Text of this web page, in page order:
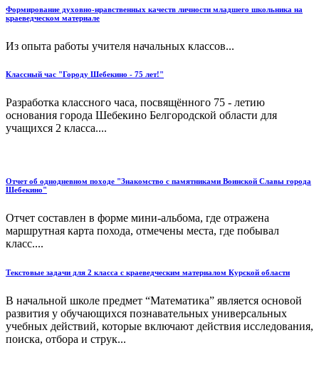
Формирование духовно-нравственных качеств личности младшего школьника на
краеведческом материале
Из опыта работы учителя начальных классов...
Классный час "Городу Шебекино - 75 лет!"
Разработка классного часа, посвящённого 75 - летию
основания города Шебекино Белгородской области для
учащихся 2 класса....
Отчет об однодневном походе "Знакомство с памятниками Воинской Славы города
Шебекино"
Отчет составлен в форме мини-альбома, где отражена
маршрутная карта похода, отмечены места, где побывал
класс....
Текстовые задачи для 2 класса с краеведческим материалом Курской области
В начальной школе предмет “Математика” является основой
развития у обучающихся познавательных универсальных
учебных действий, которые включают действия исследования,
поиска, отбора и струк...